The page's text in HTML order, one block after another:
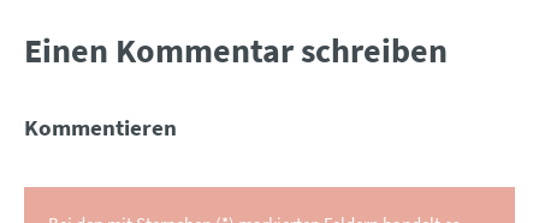
Einen Kommentar schreiben
Kommentieren